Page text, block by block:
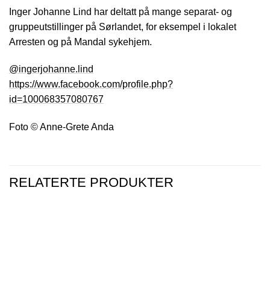
Inger Johanne Lind har deltatt på mange separat- og
gruppeutstillinger på Sørlandet, for eksempel i lokalet
Arresten og på Mandal sykehjem.
@ingerjohanne.lind
https://www.facebook.com/profile.php?
id=100068357080767
Foto © Anne-Grete Anda
RELATERTE PRODUKTER